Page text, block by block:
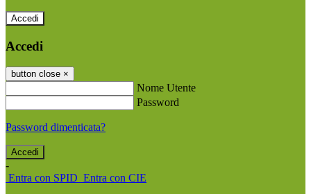
Accedi
Accedi
button close ×
Nome Utente
Password
Password dimenticata?
-
Entra con SPID Entra con CIE